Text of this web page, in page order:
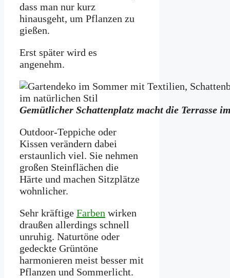
dass man nur kurz
hinausgeht, um Pflanzen zu
gießen.
Erst später wird es
angenehm.
Gemütlicher Schattenplatz macht die Terrasse
Outdoor-Teppiche oder
Kissen verändern dabei
erstaunlich viel. Sie nehmen
großen Steinflächen die
Härte und machen Sitzplätze
wohnlicher.
Sehr kräftige Farben wirken
draußen allerdings schnell
unruhig. Naturtöne oder
gedeckte Grüntöne
harmonieren meist besser mit
Pflanzen und Sommerlicht.